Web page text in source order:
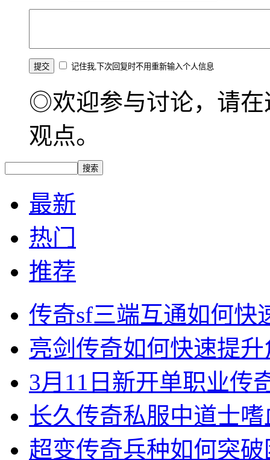
记住我,下次回复时不用重新输入个人信息
◎欢迎参与讨论，请在
观点。
最新
热门
推荐
传奇sf三端互通如何快
亮剑传奇如何快速提
3月11日新开单职业传
长久传奇私服中道士
超变传奇兵种如何突